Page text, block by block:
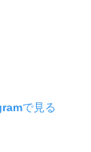
で見る